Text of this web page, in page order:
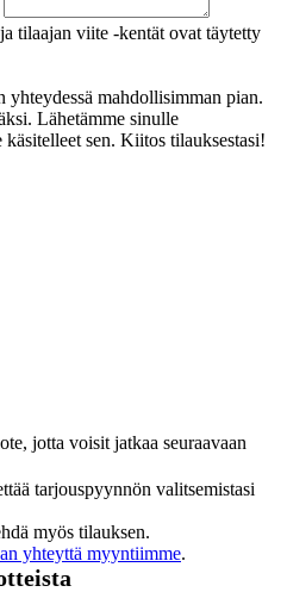
tilaajan viite -kentät ovat täytetty
yhteydessä mahdollisimman pian.
Lähetämme sinulle
sen. Kiitos tilauksestasi!
jotta voisit jatkaa seuraavaan
tarjouspyynnön valitsemistasi
myös tilauksen.
yhteyttä myyntiimme.